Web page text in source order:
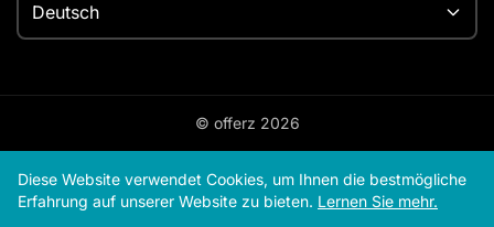
Deutsch
© offerz 2026
Diese Website verwendet Cookies, um Ihnen die bestmögliche
Erfahrung auf unserer Website zu bieten. Lernen Sie mehr.